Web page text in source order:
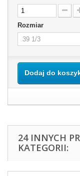
Rozmiar
Dodaj do
24 INNYCH
KATEGORII: